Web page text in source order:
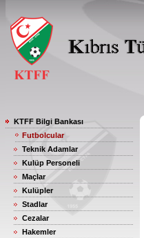
KTFF Bilgi Bankası
Futbolcular
Teknik Adamlar
Kulüp Personeli
Maçlar
Kulüpler
Stadlar
Cezalar
Hakemler